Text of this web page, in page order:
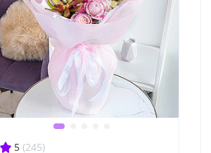
5 (245)